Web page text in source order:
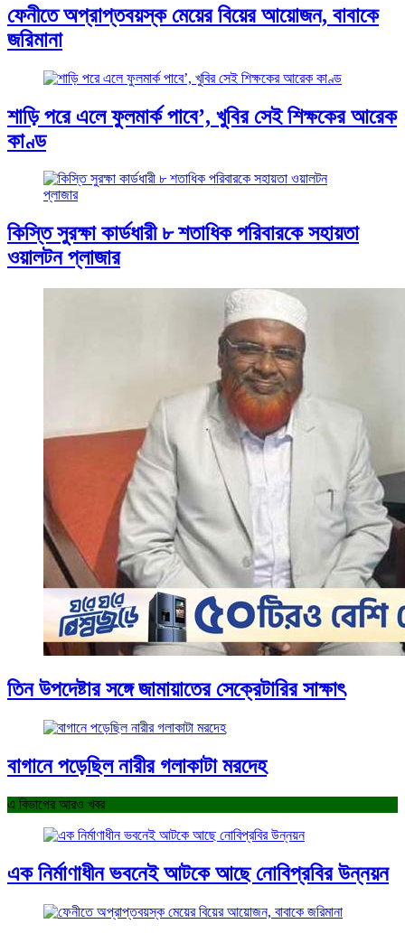
ফেনীতে অপ্রাপ্তবয়স্ক মেয়ের বিয়ের আয়োজন, বাবাকে
জরিমানা
শাড়ি পরে এলে ফুলমার্ক পাবে’, খুবির সেই শিক্ষকের আরেক
কাণ্ড
কিস্তি সুরক্ষা কার্ডধারী ৮ শতাধিক পরিবারকে সহায়তা
ওয়ালটন প্লাজার
তিন উপদেষ্টার সঙ্গে জামায়াতের সেক্রেটারির সাক্ষাৎ
বাগানে পড়েছিল নারীর গলাকাটা মরদেহ
এ বিভাগের আরও খবর
এক নির্মাণাধীন ভবনেই আটকে আছে নোবিপ্রবির উন্নয়ন